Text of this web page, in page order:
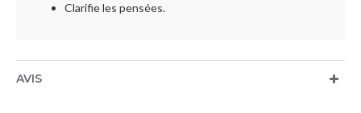
Clarifie les pensées.
AVIS